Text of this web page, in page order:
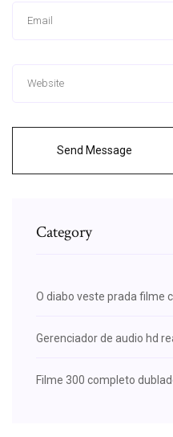
Send Message
Category
O diabo veste prada filme
Gerenciador de audio hd
Filme 300 completo